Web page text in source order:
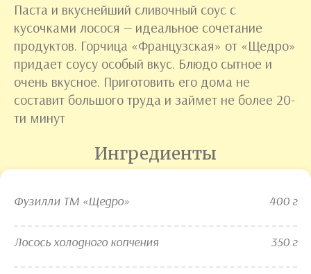
Паста и вкуснейший сливочный соус с
кусочками лосося — идеальное сочетание
продуктов. Горчица «Французская» от «Щедро»
придает соусу особый вкус. Блюдо сытное и
очень вкусное. Приготовить его дома не
составит большого труда и займет не более 20-
ти минут
Ингредиенты
Фузилли ТМ «Щедро» 400 г
Лосось холодного копчения 350 г